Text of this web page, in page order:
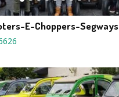
E-Choppers-Segways